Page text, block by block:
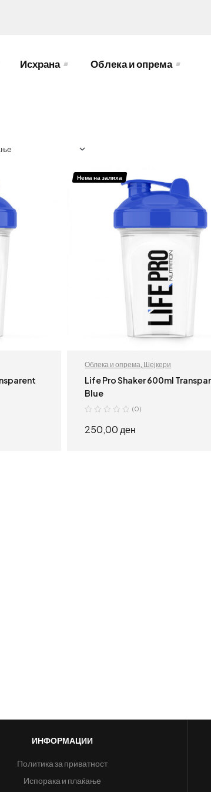
Исхрана Облека и опрема
Нема на залиха
Облека и опрема, Шејкери
Life Pro Shaker 600ml
Blue
(0)
250,00 ден
ИНФОРМАЦИИ
Политика за приватност
Испорака и плаќање